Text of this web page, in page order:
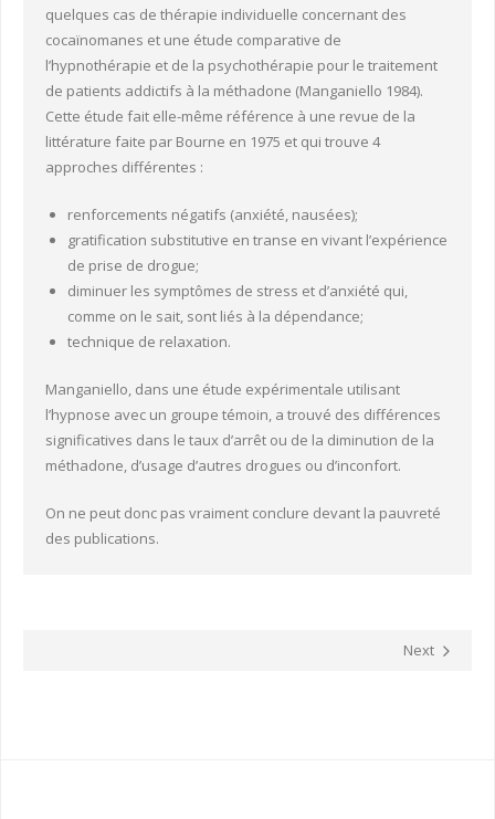
quelques cas de thérapie individuelle concernant des
cocaïnomanes et une étude comparative de
l’hypnothérapie et de la psychothérapie pour le traitement
de patients addictifs à la méthadone (Manganiello 1984).
Cette étude fait elle-même référence à une revue de la
littérature faite par Bourne en 1975 et qui trouve 4
approches différentes :
renforcements négatifs (anxiété, nausées);
gratification substitutive en transe en vivant l’expérience
de prise de drogue;
diminuer les symptômes de stress et d’anxiété qui,
comme on le sait, sont liés à la dépendance;
technique de relaxation.
Manganiello, dans une étude expérimentale utilisant
l’hypnose avec un groupe témoin, a trouvé des différences
significatives dans le taux d’arrêt ou de la diminution de la
méthadone, d’usage d’autres drogues ou d’inconfort.
On ne peut donc pas vraiment conclure devant la pauvreté
des publications.
Next